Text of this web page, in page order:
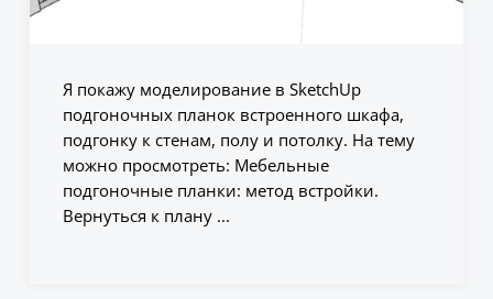
Я покажу моделирование в SketchUp
подгоночных планок встроенного шкафа,
подгонку к стенам, полу и потолку. На тему
можно просмотреть: Мебельные
подгоночные планки: метод встройки.
Вернуться к плану ...